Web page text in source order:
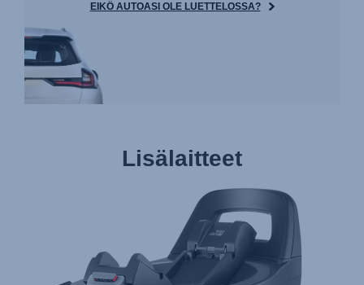
EIKÖ AUTOASI OLE LUETTELOSSA?
Lisälaitteet